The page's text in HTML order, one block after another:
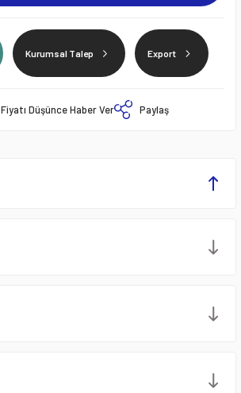
Kurumsal Talep Export
Fiyatı Düşünce Haber Ver Paylaş